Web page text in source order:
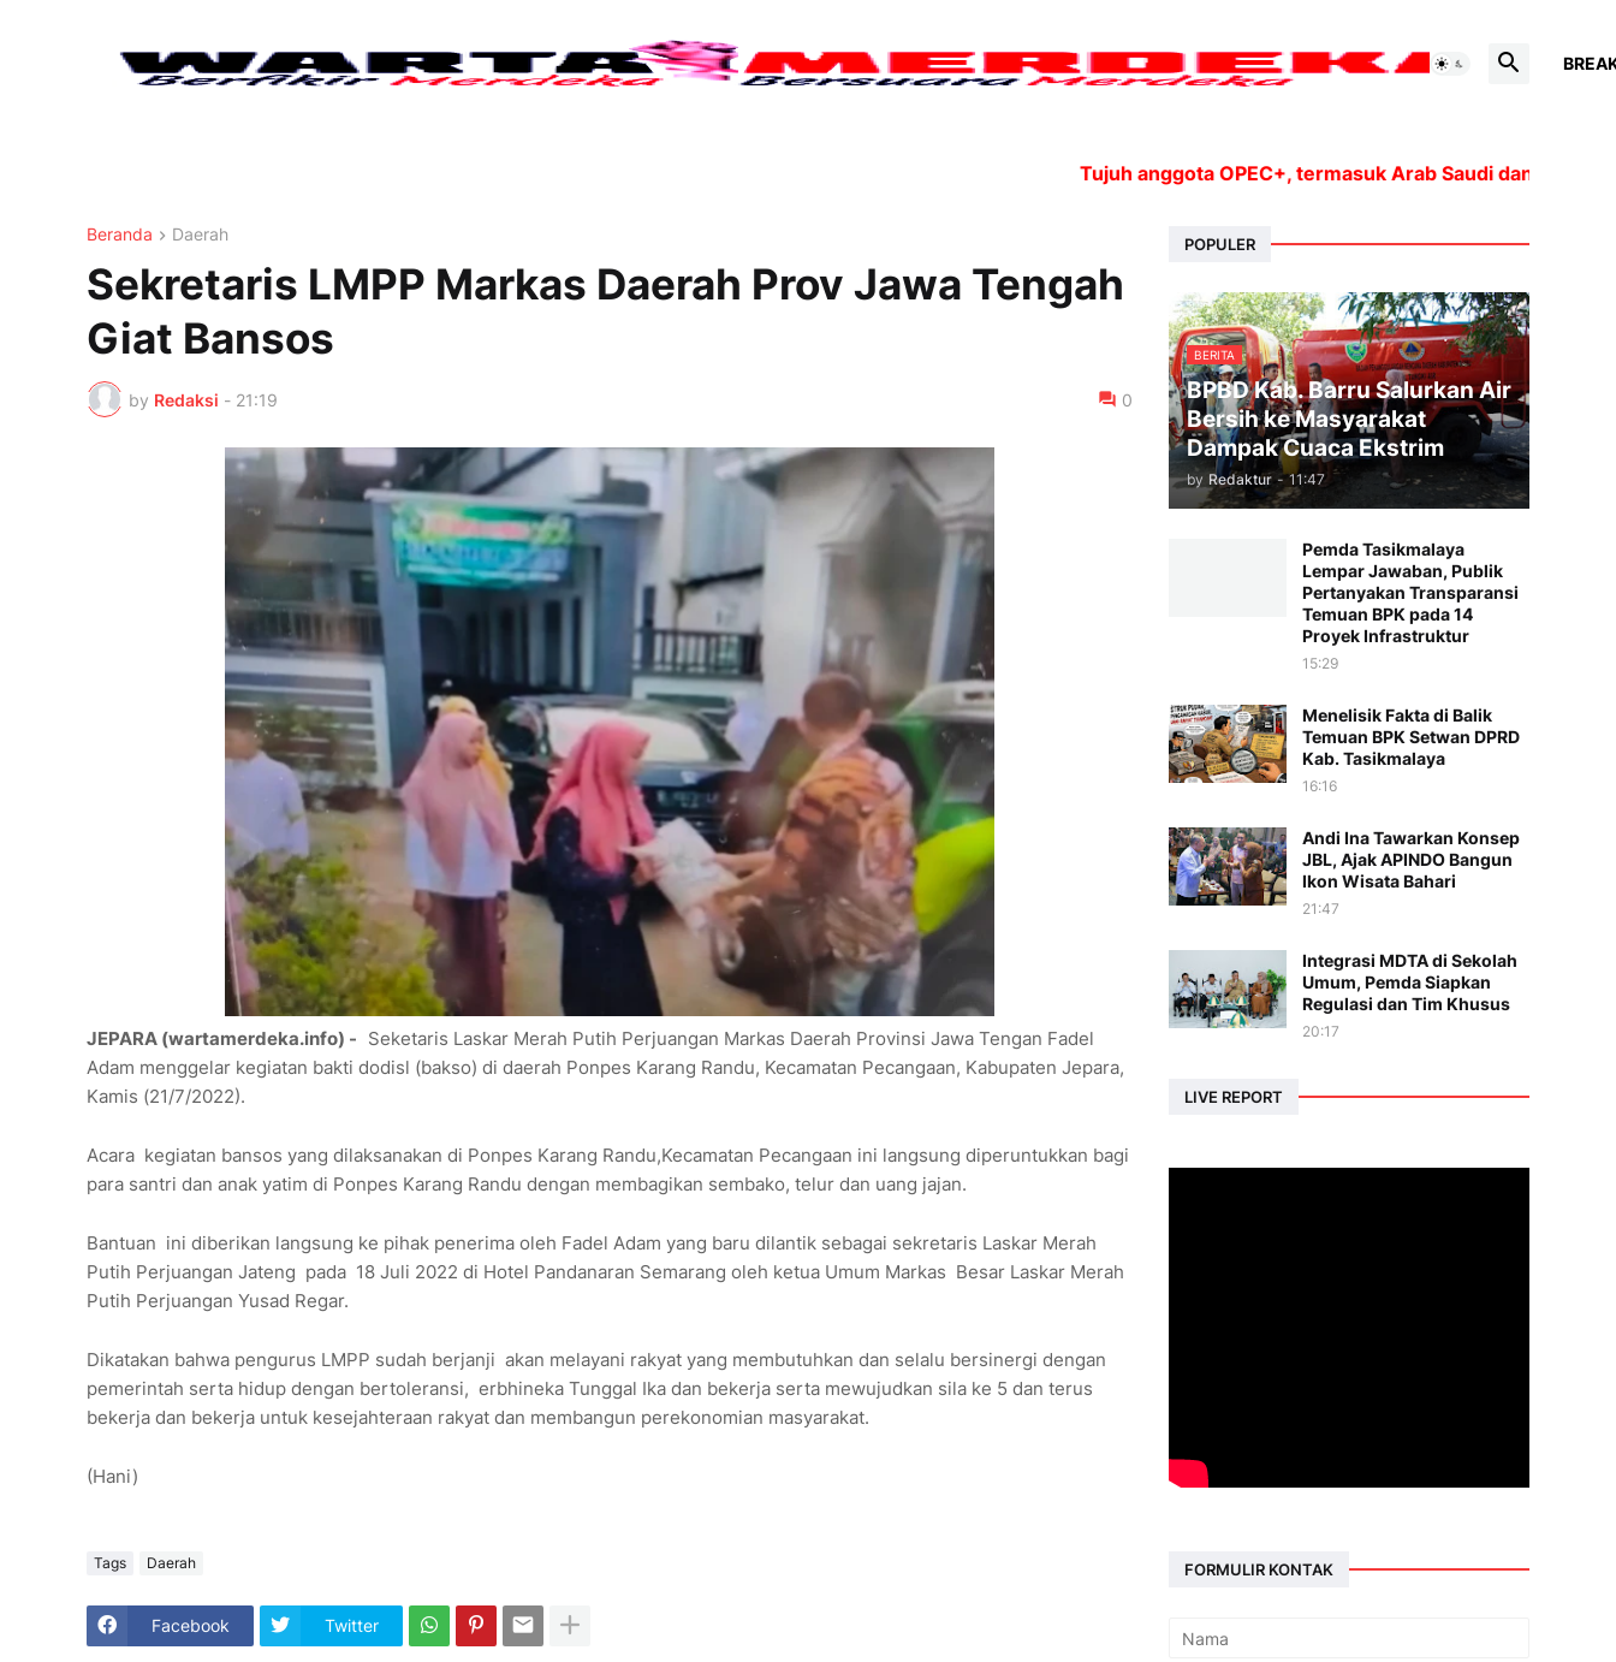
Tujuh anggota OPEC+, termasuk Arab Saudi dan Rusia,
Beranda Daerah
Sekretaris LMPP Markas Daerah Prov Jawa Tengah
Giat Bansos
by Redaksi - 21:19 0
JEPARA (wartamerdeka.info) - Seketaris Laskar Merah Putih Perjuangan Markas Daerah Provinsi Jawa Tengan Fadel
Adam menggelar kegiatan bakti dodisl (bakso) di daerah Ponpes Karang Randu, Kecamatan Pecangaan, Kabupaten Jepara,
Kamis (21/7/2022).
Acara kegiatan bansos yang dilaksanakan di Ponpes Karang Randu,Kecamatan Pecangaan ini langsung diperuntukkan bagi
para santri dan anak yatim di Ponpes Karang Randu dengan membagikan sembako, telur dan uang jajan.
Bantuan ini diberikan langsung ke pihak penerima oleh Fadel Adam yang baru dilantik sebagai sekretaris Laskar Merah
Putih Perjuangan Jateng pada 18 Juli 2022 di Hotel Pandanaran Semarang oleh ketua Umum Markas Besar Laskar Merah
Putih Perjuangan Yusad Regar.
Dikatakan bahwa pengurus LMPP sudah berjanji akan melayani rakyat yang membutuhkan dan selalu bersinergi dengan
pemerintah serta hidup dengan bertoleransi, erbhineka Tunggal Ika dan bekerja serta mewujudkan sila ke 5 dan terus
bekerja dan bekerja untuk kesejahteraan rakyat dan membangun perekonomian masyarakat.
(Hani)
Tags Daerah
Facebook Twitter
POPULER
BERITA
BPBD Kab. Barru Salurkan Air
Bersih ke Masyarakat
Dampak Cuaca Ekstrim
by Redaktur - 11:47
Pemda Tasikmalaya
Lempar Jawaban, Publik
Pertanyakan Transparansi
Temuan BPK pada 14
Proyek Infrastruktur
15:29
Menelisik Fakta di Balik
Temuan BPK Setwan DPRD
Kab. Tasikmalaya
16:16
Andi Ina Tawarkan Konsep
JBL, Ajak APINDO Bangun
Ikon Wisata Bahari
21:47
Integrasi MDTA di Sekolah
Umum, Pemda Siapkan
Regulasi dan Tim Khusus
20:17
LIVE REPORT
FORMULIR KONTAK